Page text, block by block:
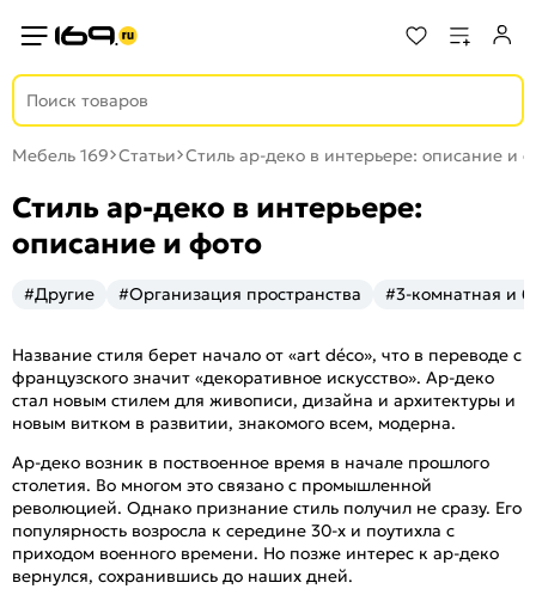
Мебель 169 Статьи Стиль ар-деко в интерьере: описание и
Стиль ар-деко в интерьере:
описание и фото
#Другие #Организация пространства #3-комнатная и
Название стиля берет начало от «art déco», что в переводе с
французского значит «декоративное искусство». Ар-деко
стал новым стилем для живописи, дизайна и архитектуры и
новым витком в развитии, знакомого всем, модерна.
Ар-деко возник в поствоенное время в начале прошлого
столетия. Во многом это связано с промышленной
революцией. Однако признание стиль получил не сразу. Его
популярность возросла к середине 30-х и поутихла с
приходом военного времени. Но позже интерес к ар-деко
вернулся, сохранившись до наших дней.